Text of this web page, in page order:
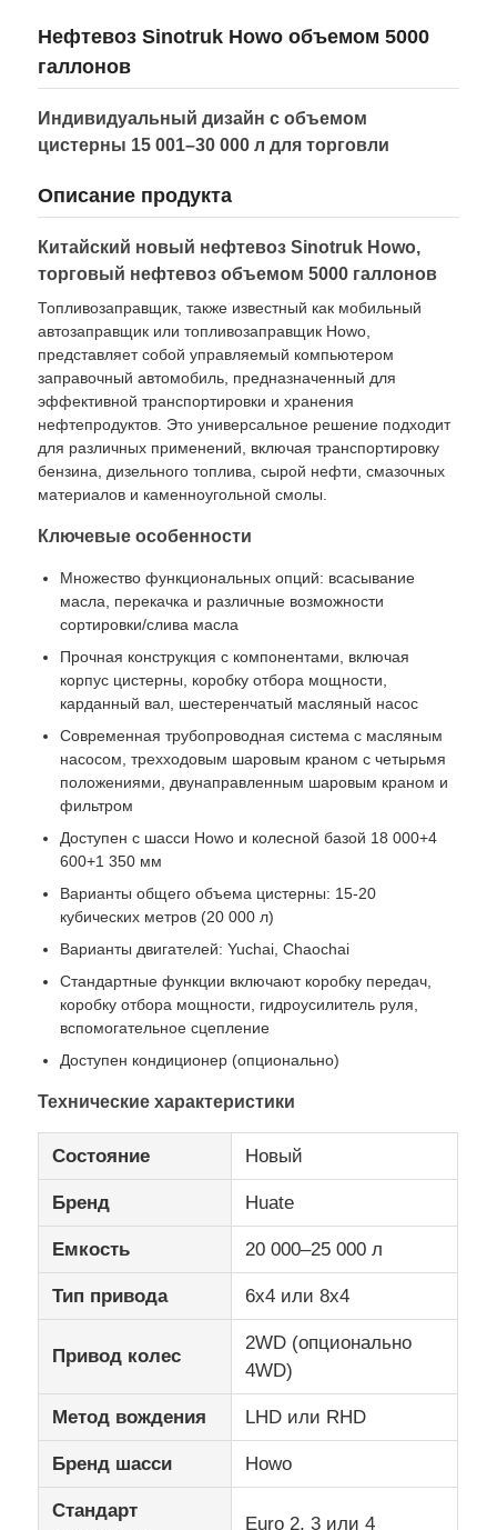
Грузовик с топливным топливом
контейнер танка iso
Санитарная машина для уборки
Автофургон-рефрижератор
Мусоровоз с крючком
Специальные детали транспортных средств
Электрический трехколесный велосипед санитарии
Нефтевоз Sinotruk Howo объемом 5000
галлонов
Индивидуальный дизайн с объемом
цистерны 15 001–30 000 л для торговли
Описание продукта
Китайский новый нефтевоз Sinotruk Howo,
торговый нефтевоз объемом 5000 галлонов
Топливозаправщик, также известный как мобильный
автозаправщик или топливозаправщик Howo,
представляет собой управляемый компьютером
заправочный автомобиль, предназначенный для
эффективной транспортировки и хранения
нефтепродуктов. Это универсальное решение подходит
для различных применений, включая транспортировку
бензина, дизельного топлива, сырой нефти, смазочных
материалов и каменноугольной смолы.
Ключевые особенности
Множество функциональных опций: всасывание
масла, перекачка и различные возможности
сортировки/слива масла
Прочная конструкция с компонентами, включая
корпус цистерны, коробку отбора мощности,
карданный вал, шестеренчатый масляный насос
Современная трубопроводная система с масляным
насосом, трехходовым шаровым краном с четырьмя
положениями, двунаправленным шаровым краном и
фильтром
Доступен с шасси Howo и колесной базой 18 000+4
600+1 350 мм
Варианты общего объема цистерны: 15-20
кубических метров (20 000 л)
Варианты двигателей: Yuchai, Chaochai
Стандартные функции включают коробку передач,
коробку отбора мощности, гидроусилитель руля,
вспомогательное сцепление
Доступен кондиционер (опционально)
Технические характеристики
Состояние Новый
Бренд Huate
Емкость 20 000–25 000 л
Тип привода 6x4 или 8x4
Привод колес
2WD (опционально
4WD)
Метод вождения LHD или RHD
Бренд шасси Howo
Стандарт
Euro 2, 3 или 4